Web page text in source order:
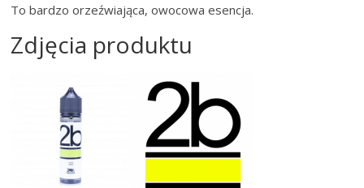
To bardzo orzeźwiająca, owocowa esencja.
Zdjęcia produktu